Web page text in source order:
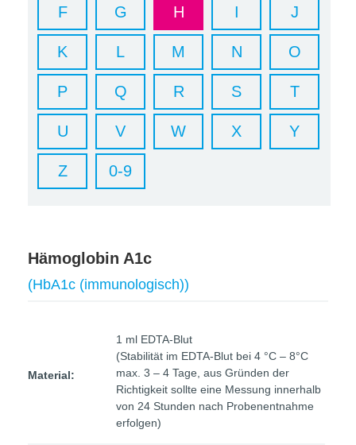
F G H I J
K L M N O
P Q R S T
U V W X Y
Z 0-9
Hämoglobin A1c
(HbA1c (immunologisch))
Material:
1 ml EDTA-Blut
(Stabilität im EDTA-Blut bei 4 °C – 8°C
max. 3 – 4 Tage, aus Gründen der
Richtigkeit sollte eine Messung innerhalb
von 24 Stunden nach Probenentnahme
erfolgen)